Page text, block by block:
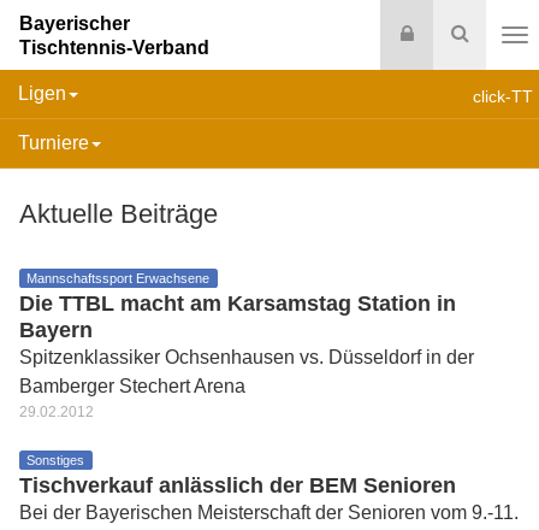
Suche
Login
Bayerischer
Tischtennis-Verband
click-TT
Ligen
Turniere
Aktuelle Beiträge
Mannschaftssport Erwachsene
Die TTBL macht am Karsamstag Station in
Bayern
Spitzenklassiker Ochsenhausen vs. Düsseldorf in der
Bamberger Stechert Arena
29.02.2012
Sonstiges
Tischverkauf anlässlich der BEM Senioren
Bei der Bayerischen Meisterschaft der Senioren vom 9.-11.